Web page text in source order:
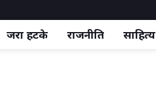
जरा हटके राजनीति साहित्य